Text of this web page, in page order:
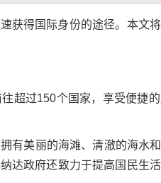
获得国际身份的途径。本文
超过150个国家，享受便捷
有美丽的海滩、清澈的海水
达政府还致力于提高国民生